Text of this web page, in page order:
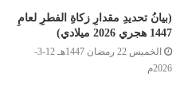
(بيانُ تحديدِ مقدارِ زكاةِ الفطرِ لعامِ
1447 هجري 2026 ميلادي)
الخميس 22 رمضان 1447هـ 12-3-
2026م